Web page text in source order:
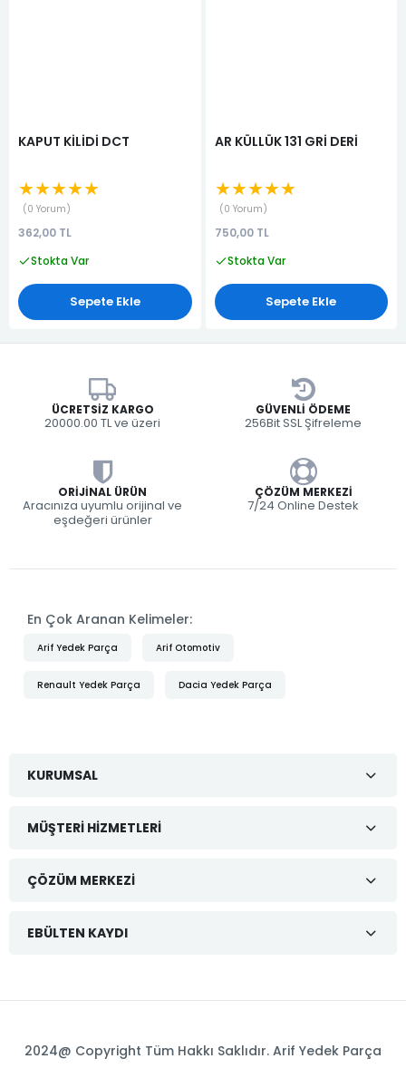
KAPUT KİLİDİ DCT
★★★★★
0 Yorum
362,00 TL
Stokta Var
Sepete Ekle
AR KÜLLÜK 131 GRİ DERİ
★★★★★
0 Yorum
750,00 TL
Stokta Var
Sepete Ekle
ÜCRETSIZ KARGO
20000.00 TL ve üzeri
GÜVENLI ÖDEME
256Bit SSL Şifreleme
ORIJINAL ÜRÜN
Aracınıza uyumlu orijinal ve
eşdeğeri ürünler
ÇÖZÜM MERKEZI
7/24 Online Destek
En Çok Aranan Kelimeler:
Arif Yedek Parça Arif Otomotiv
Renault Yedek Parça Dacia Yedek Parça
KURUMSAL
MÜŞTERI HIZMETLERI
ÇÖZÜM MERKEZI
EBÜLTEN KAYDI
2024@ Copyright Tüm Hakkı Saklıdır. Arif Yedek Parça